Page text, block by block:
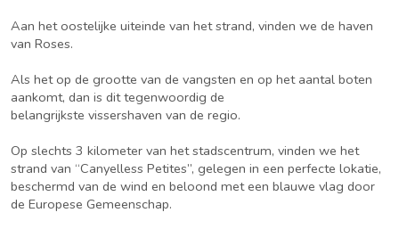
Aan het oostelijke uiteinde van het strand, vinden we de haven
van Roses.
Als het op de grootte van de vangsten en op het aantal boten
aankomt, dan is dit tegenwoordig de
belangrijkste vissershaven van de regio.
Op slechts 3 kilometer van het stadscentrum, vinden we het
strand van “Canyelless Petites”, gelegen in een perfecte lokatie,
beschermd van de wind en beloond met een blauwe vlag door
de Europese Gemeenschap.